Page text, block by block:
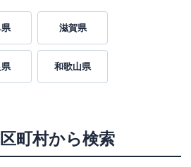
滋賀県
和歌山県
町村から検索